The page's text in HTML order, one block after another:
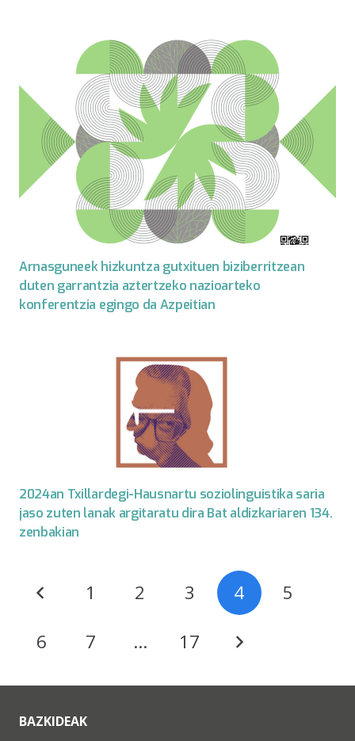
Arnasguneek hizkuntza gutxituen biziberritzean
duten garrantzia aztertzeko nazioarteko
konferentzia egingo da Azpeitian
2024an Txillardegi-Hausnartu soziolinguistika saria
jaso zuten lanak argitaratu dira Bat aldizkariaren 134.
zenbakian
1 2 3 4 5
6 7 … 17
BAZKIDEAK